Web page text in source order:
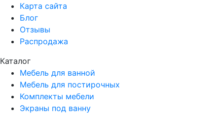
Карта сайта
Блог
Отзывы
Распродажа
Каталог
Мебель для ванной
Мебель для постирочных
Комплекты мебели
Экраны под ванну